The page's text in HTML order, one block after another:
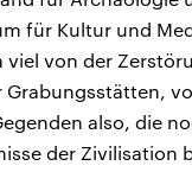
für Kultur und
viel von der
also, die
der Zivilisation